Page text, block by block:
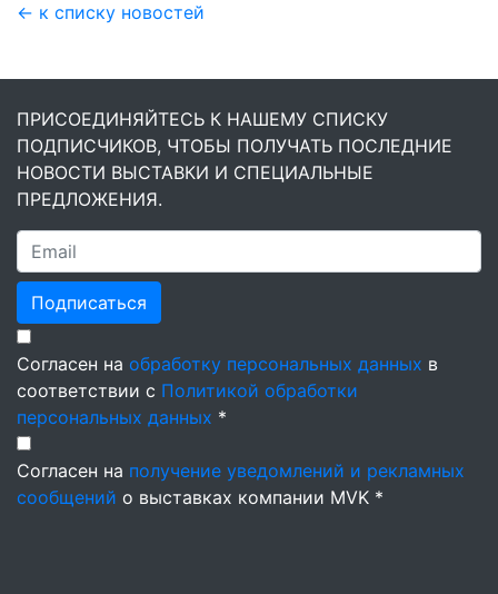
← к списку новостей
ПРИСОЕДИНЯЙТЕСЬ К НАШЕМУ СПИСКУ
ПОДПИСЧИКОВ, ЧТОБЫ ПОЛУЧАТЬ ПОСЛЕДНИЕ
НОВОСТИ ВЫСТАВКИ И СПЕЦИАЛЬНЫЕ
ПРЕДЛОЖЕНИЯ.
Подписаться
Согласен на обработку персональных данных в
соответствии с Политикой обработки
персональных данных *
Согласен на получение уведомлений и рекламных
сообщений о выставках компании MVK *